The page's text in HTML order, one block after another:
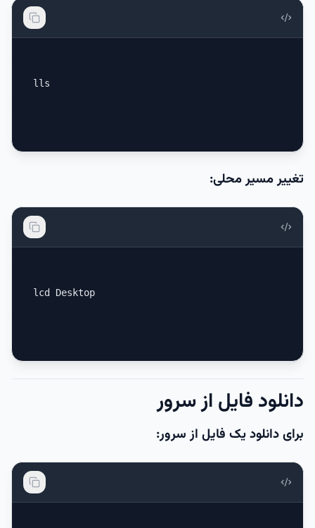
lls
تغییر مسیر محلی:
lcd Desktop
دانلود فایل از سرور
برای دانلود یک فایل از سرور: